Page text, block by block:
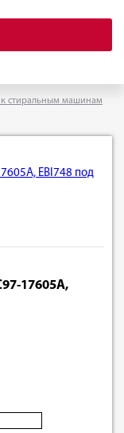
к стиральным машинам
17605A,